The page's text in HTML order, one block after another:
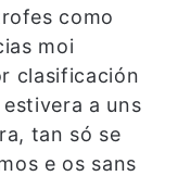
como
moi
clasificación
a uns
tan só se
e os sans